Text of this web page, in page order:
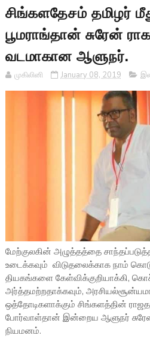
சிங்களதேசம் தமிழர்
பூமராங்தான் சுரேன்
வடமாகான ஆளுநர்.
முகிலினி January 08, 2019
மேற்குலகின் அழுத்தத்தை
உடைக்கவும் விடுதலைக்காக நாம்
தியகங்களை கேள்விக்குறியாக்கி,
அர்த்தமற்றதாக்கவும்,
ஒத்தோடிகளாக்கும் சிங்களத்தின்
போர்வாள்தான் இன்றைய ஆளுநர்
நியமனம்.